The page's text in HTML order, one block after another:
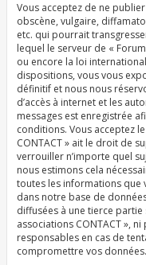
Vous acceptez de ne
obscène, vulgaire,
etc. qui pourrait
lequel le serveur de «
ou encore la loi
dispositions, vous vous
définitif et nous nous
d’accès à internet et les
messages est enregistrée
conditions. Vous acceptez
CONTACT » ait le droit de
verrouiller n’importe quel
nous estimons cela
toutes les informations que
dans notre base de
diffusées à une tierce
associations CONTACT »,
responsables en cas de
compromettre vos données.